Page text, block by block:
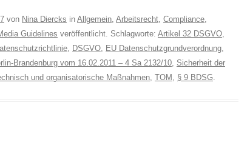
von Nina Diercks in Allgemein, Arbeitsrecht, Compliance,
Guidelines veröffentlicht. Schlagworte: Artikel 32 DSGVO,
, DSGVO, EU Datenschutzgrundverordnung,
Brandenburg vom 16.02.2011 – 4 Sa 2132/10, Sicherheit der
und organisatorische Maßnahmen, TOM , § 9 BDSG.